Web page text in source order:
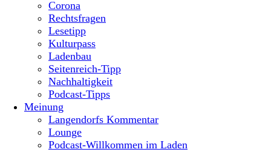
Corona
Rechtsfragen
Lesetipp
Kulturpass
Ladenbau
Seitenreich-Tipp
Nachhaltigkeit
Podcast-Tipps
Meinung
Langendorfs Kommentar
Lounge
Podcast-Willkommen im Laden